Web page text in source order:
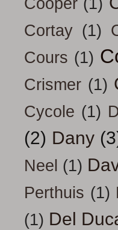
Cooper (1)
Cortay (1)
Cours (1)
Crismer (1)
Cycole (1)
(2) Dany
Neel (1)
Perthuis (1)
(1) Del